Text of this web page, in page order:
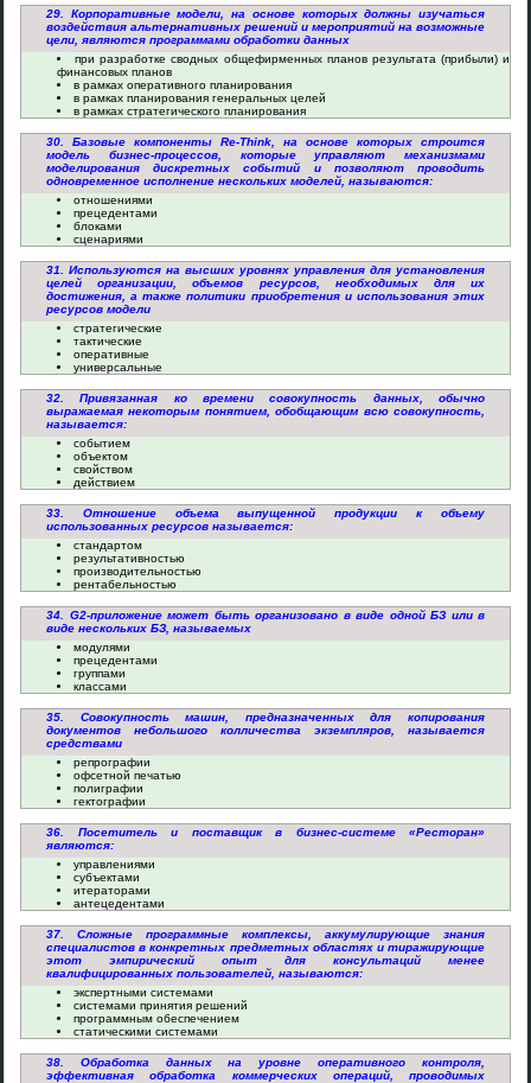
29. Корпоративные модели, на основе которых должны изучаться
воздействия альтернативных решений и мероприятий на возможные
цели, являются программами обработки данных
при разработке сводных общефирменных планов результата (прибыли) и
финансовых планов
в рамках оперативного планирования
в рамках планирования генеральных целей
в рамках стратегического планирования
30. Базовые компоненты Re-Think, на основе которых строится
модель бизнес-процессов, которые управляют механизмами
моделирования дискретных событий и позволяют проводить
одновременное исполнение нескольких моделей, называются:
отношениями
прецедентами
блоками
сценариями
31. Используются на высших уровнях управления для установления
целей организации, объемов ресурсов, необходимых для их
достижения, а также политики приобретения и использования этих
ресурсов модели
стратегические
тактические
оперативные
универсальные
32. Привязанная ко времени совокупность данных, обычно
выражаемая некоторым понятием, обобщающим всю совокупность,
называется:
событием
объектом
свойством
действием
33. Отношение объема выпущенной продукции к объему
использованных ресурсов называется:
стандартом
результативностью
производительностью
рентабельностью
34. G2-приложение может быть организовано в виде одной БЗ или в
виде нескольких БЗ, называемых
модулями
прецедентами
группами
классами
35. Совокупность машин, предназначенных для копирования
документов небольшого колличества экземпляров, называется
средствами
репрографии
офсетной печатью
полиграфии
гектографии
36. Посетитель и поставщик в бизнес-системе «Ресторан»
являются:
управлениями
субъектами
итераторами
антецедентами
37. Сложные программные комплексы, аккумулирующие знания
специалистов в конкретных предметных областях и тиражирующие
этот эмпирический опыт для консультаций менее
квалифицированных пользователей, называются:
экспертными системами
системами принятия решений
программным обеспечением
статическими системами
38. Обработка данных на уровне оперативного контроля,
эффективная обработка коммерческих операций, проводимых